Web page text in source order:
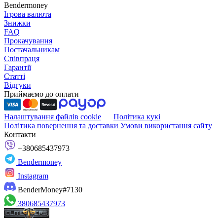
Bendermoney
Ігрова валюта
Знижки
FAQ
Прокачування
Постачальникам
Співпраця
Гарантії
Статті
Відгуки
Приймаємо до оплати
Налаштування файлів cookie
Політика кукі
Політика повернення та доставки Умови використання сайту
Контакти
+380685437973
Bendermoney
Instagram
BenderMoney#7130
380685437973